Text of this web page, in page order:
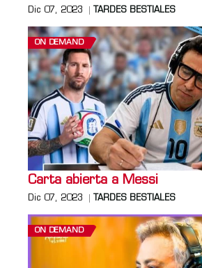
Dic 07, 2023 TARDES BESTIALES
ON DEMAND
Carta abierta a Messi
Dic 07, 2023 TARDES BESTIALES
ON DEMAND